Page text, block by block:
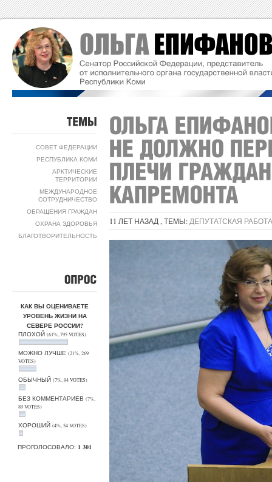
СОВЕТ ФЕДЕРАЦИИ
РЕСПУБЛИКА КОМИ
АРКТИЧЕСКИЕ
ТЕРРИТОРИИ
МЕЖДУНАРОДНОЕ
СОТРУДНИЧЕСТВО
ОБРАЩЕНИЯ ГРАЖДАН
ОХРАНА ЗДОРОВЬЯ
БЛАГОТВОРИТЕЛЬНОСТЬ
КАК ВЫ ОЦЕНИВАЕТЕ
УРОВЕНЬ ЖИЗНИ НА
СЕВЕРЕ РОССИИ?
ПЛОХОЙ (61%, 795 VOTES)
МОЖНО ЛУЧШЕ (21%, 269
VOTES)
ОБЫЧНЫЙ (7%, 94 VOTES)
БЕЗ КОММЕНТАРИЕВ (7%,
89 VOTES)
ХОРОШИЙ (4%, 54 VOTES)
ПРОГОЛОСОВАЛО: 1 301
11 ЛЕТ НАЗАД , ТЕМЫ: ДЕПУТАТСКАЯ РАБОТА